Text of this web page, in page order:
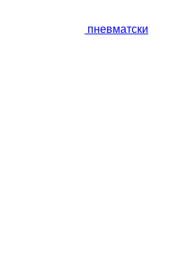
пневматски